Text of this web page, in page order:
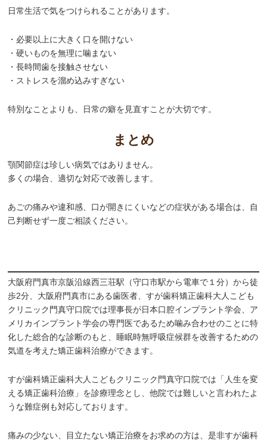
日常生活で気をつけられることがあります。
・必要以上に大きく口を開けない
・硬いものを無理に噛まない
・長時間歯を接触させない
・ストレスを溜め込みすぎない
特別なことよりも、日常の癖を見直すことが大切です。
まとめ
顎関節症は珍しい病気ではありません。
多くの場合、適切な対応で改善します。
あごの痛みや違和感、口が開きにくいなどの症状がある場合は、自
己判断せず一度ご相談ください。
大阪府門真市京阪沿線西三荘駅（守口市駅から電車で１分）から徒
歩2分、大阪府門真市にある歯医者、すが歯科矯正歯科大人こども
クリニック門真守口院では理事長が日本口腔インプラント学会、ア
メリカインプラント学会の専門医であるため噛み合わせのことに特
化した総合的な診断のもと、睡眠時無呼吸症候群を改善するための
気道を考えた矯正歯科治療ができます。
すが歯科矯正歯科大人こどもクリニック門真守口院では「人生を変
える矯正歯科治療」を診療理念とし、他院では難しいと言われたよ
うな難症例も対応しております。
痛みの少ない、目立たない矯正治療をお求めの方は、是非すが歯科